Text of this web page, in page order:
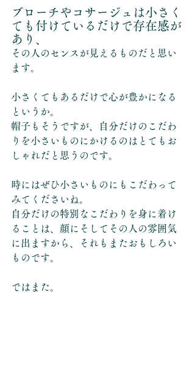
ブローチやコサージュは小さく
ても付けているだけで存在感が
あり、
その人のセンスが見えるものだと思い
ます。
小さくてもあるだけで心が豊かになる
というか。
帽子もそうですが、自分だけのこだわ
りを小さいものにかけるのはとてもお
しゃれだと思うのです。
時にはぜひ小さいものにもこだわって
みてくださいね。
自分だけの特別なこだわりを身に着け
ることは、顔にそしてその人の雰囲気
に出ますから、それもまたおもしろい
ものです。
ではまた。